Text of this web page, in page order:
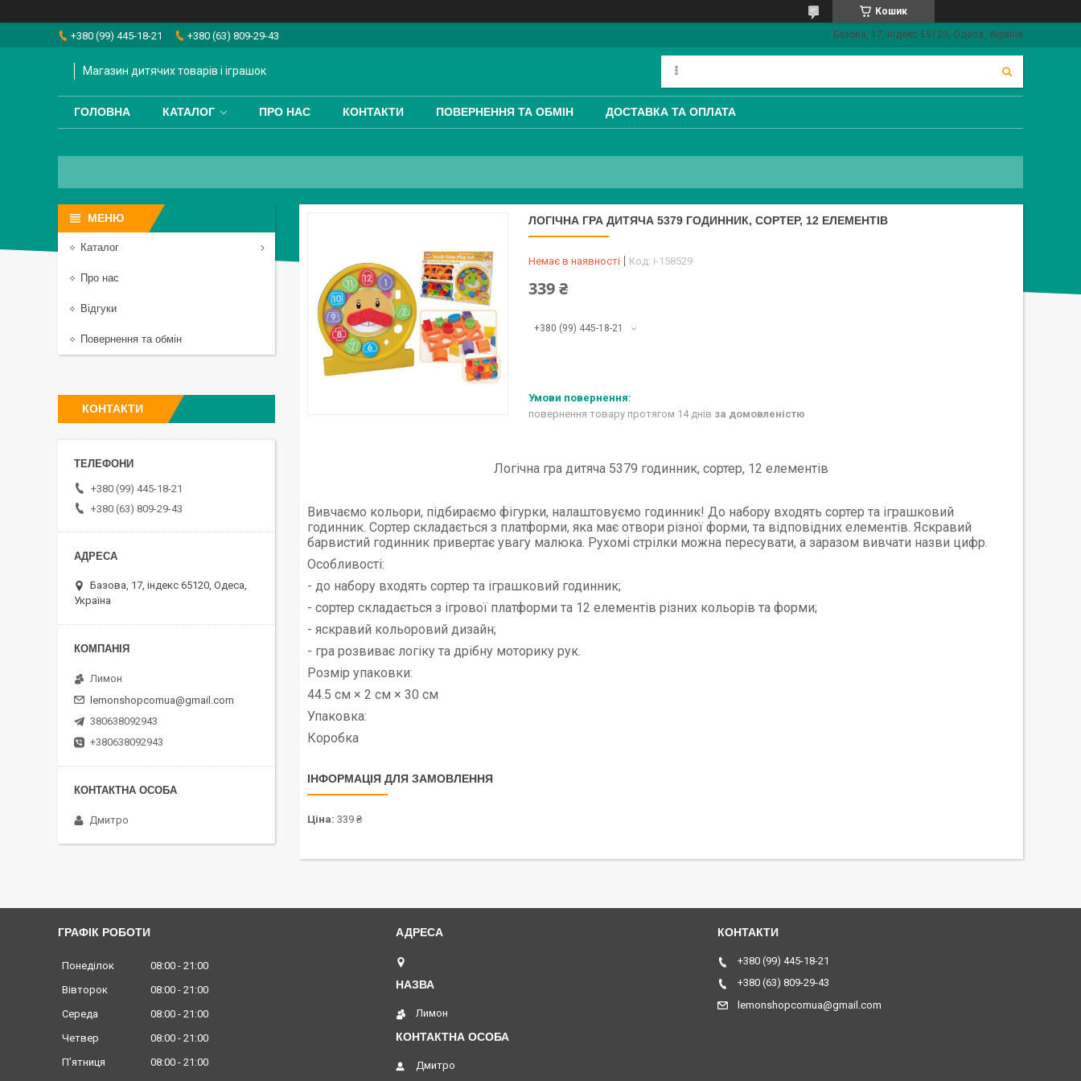
Кошик
+380 (99) 445-18-21 +380 (63) 809-29-43 Базова, 17, індекс 65120, Одеса, Україна
Магазин дитячих товарів і іграшок
ГОЛОВНА КАТАЛОГ ПРО НАС КОНТАКТИ ПОВЕРНЕННЯ ТА ОБМІН ДОСТАВКА ТА ОПЛАТА
ЛОГІЧНА ГРА ДИТЯЧА 5379 ГОДИННИК, СОРТЕР, 12 ЕЛЕМЕНТІВ
Немає в наявності Код: i-158529
339 ₴
+380 (99) 445-18-21
повернення товару протягом 14 днів за домовленістю
Логічна гра дитяча 5379 годинник, сортер, 12 елементів
Вивчаємо кольори, підбираємо фігурки, налаштовуємо годинник! До набору входять сортер та іграшковий
годинник. Сортер складається з платформи, яка має отвори різної форми, та відповідних елементів. Яскравий
барвистий годинник привертає увагу малюка. Рухомі стрілки можна пересувати, а заразом вивчати назви цифр.
Особливості:
- до набору входять сортер та іграшковий годинник;
- сортер складається з ігрової платформи та 12 елементів різних кольорів та форми;
- яскравий кольоровий дизайн;
- гра розвиває логіку та дрібну моторику рук.
Розмір упаковки:
44.5 см × 2 см × 30 см
Упаковка:
Коробка
ІНФОРМАЦІЯ ДЛЯ ЗАМОВЛЕННЯ
Ціна: 339 ₴
Каталог
Про нас
Відгуки
Повернення та обмін
КОНТАКТИ
+380 (99) 445-18-21
+380 (63) 809-29-43
Базова, 17, індекс 65120, Одеса,
Україна
Лимон
lemonshopcomua@gmail.com
380638092943
+380638092943
Дмитро
ГРАФІК РОБОТИ
Понеділок 08:00
21:00
Вівторок
08:00
21:00
Середа
08:00
21:00
Четвер
08:00
21:00
Пʼятниця
08:00
21:00
Лимон
Дмитро
+380 (99) 445-18-21
+380 (63) 809-29-43
lemonshopcomua@gmail.com